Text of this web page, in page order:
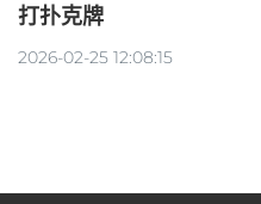
打扑克牌
2026-02-25 12:08:15